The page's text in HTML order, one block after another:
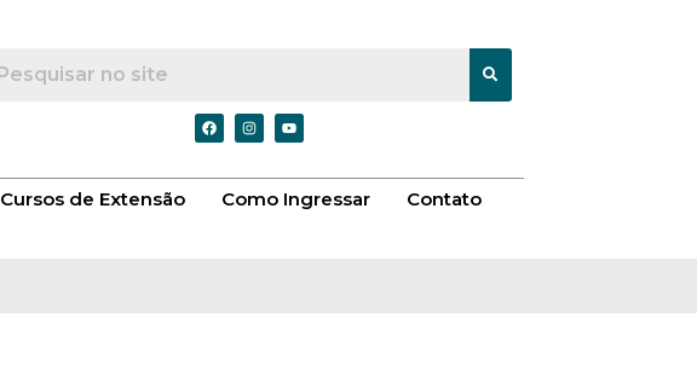
Cursos de Extensão Como Ingressar Contato